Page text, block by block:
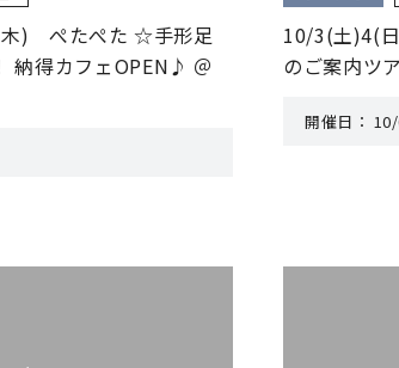
木) ぺたぺた ☆手形足
納得カフェOPEN♪ ＠
10/3(土)4(
のご案内ツ
開催日：